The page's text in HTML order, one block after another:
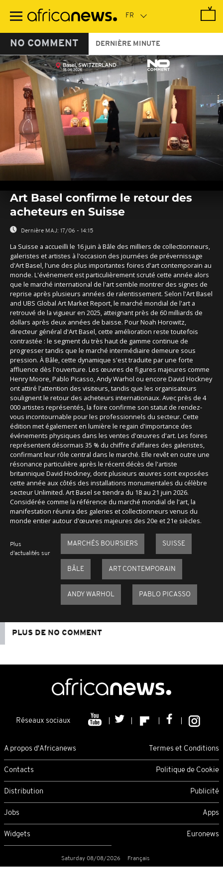
contenu
NO COMMENT DERNIÈRE MINUTE
seconds
seconds
Art Basel confirme le retour des
acheteurs en Suisse
Dernière MAJ: 17/06 - 14:15
La Suisse a accueilli le 16 juin à Bâle des milliers de collectionneurs,
galeristes et artistes à l'occasion des journées de prévernissage
d'Art Basel, l'une des plus importantes foires d'art contemporain au
monde. L'événement est particulièrement scruté cette année alors
que le marché international de l'art semble montrer des signes de
reprise après plusieurs années de ralentissement. Selon l'Art Basel
and UBS Global Art Market Report, le marché mondial de l'art a
retrouvé de la vigueur en 2025, atteignant près de 60 milliards de
dollars après deux années de baisse. Pour Noah Horowitz,
directeur général d'Art Basel, cette amélioration reste toutefois
contrastée : le segment du très haut de gamme continue de
progresser tandis que le marché intermédiaire demeure sous
pression. À Bâle, cette dynamique s'est traduite par une forte
affluence dès l'ouverture. Les œuvres de figures majeures comme
Henry Moore, Pablo Picasso, Andy Warhol ou encore David Hockney
ont attiré l'attention des visiteurs, tandis que les organisateurs
soulignent le retour des acheteurs internationaux. Avec près de 4
000 artistes représentés, la foire confirme son statut de rendez-
vous incontournable pour les professionnels du secteur. Cette
édition met également en lumière le regain d'importance des
événements physiques dans les ventes d'œuvres d'art. Les foires
représentent désormais 35 % du chiffre d'affaires des galeristes,
confirmant leur rôle central dans le marché. Elle revêt en outre une
résonance particulière après le récent décès de l'artiste
britannique David Hockney, dont plusieurs œuvres sont exposées
cette année aux côtés des installations monumentales du célèbre
secteur Unlimited. Art Basel se tiendra du 18 au 21 juin 2026.
Considérée comme la référence du marché mondial de l'art, la
manifestation réunira des galeries et collectionneurs venus du
monde entier autour d'œuvres majeures des 20e et 21e siècles.
Plus
d'actualités sur
MARCHÉS BOURSIERS SUISSE
BÂLE ART CONTEMPORAIN
ANDY WARHOL PABLO PICASSO
PLUS DE NO COMMENT
Réseaux sociaux
A propos d'Africanews Termes et Conditions
Contacts Politique de Cookie
Distribution Publicité
Jobs Apps
Widgets Euronews
Saturday 08/08/2026